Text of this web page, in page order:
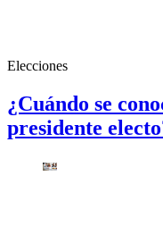
Elecciones
¿Cuándo se
presidente